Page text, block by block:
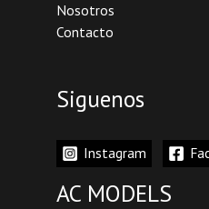
Nosotros
Contacto
Siguenos
Instagram
AC MODELS